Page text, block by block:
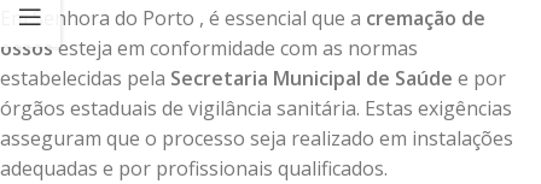
Em Senhora do Porto , é essencial que a cremação de
ossos esteja em conformidade com as normas
estabelecidas pela Secretaria Municipal de Saúde e por
órgãos estaduais de vigilância sanitária. Estas exigências
asseguram que o processo seja realizado em instalações
adequadas e por profissionais qualificados.